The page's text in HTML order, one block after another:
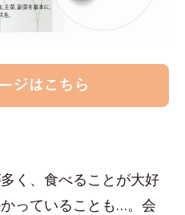
く、食べることが大好
っていることも…。会